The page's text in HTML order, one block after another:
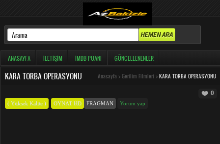
ANASAYFA İLETIŞIM İMDB PUANI GÜNCELLENENLER
KARA TORBA OPERASYONU Anasayfa > Gerilim Filmleri > KARA TORBA OPERASYONU
0
( Yüksek Kalite ) OYNAT HD FRAGMAN Yorum yap